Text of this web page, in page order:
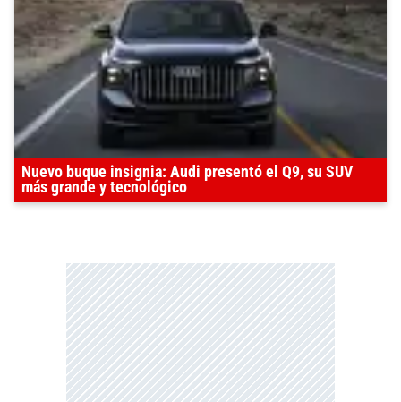
Nuevo buque insignia: Audi presentó el Q9, su SUV
más grande y tecnológico